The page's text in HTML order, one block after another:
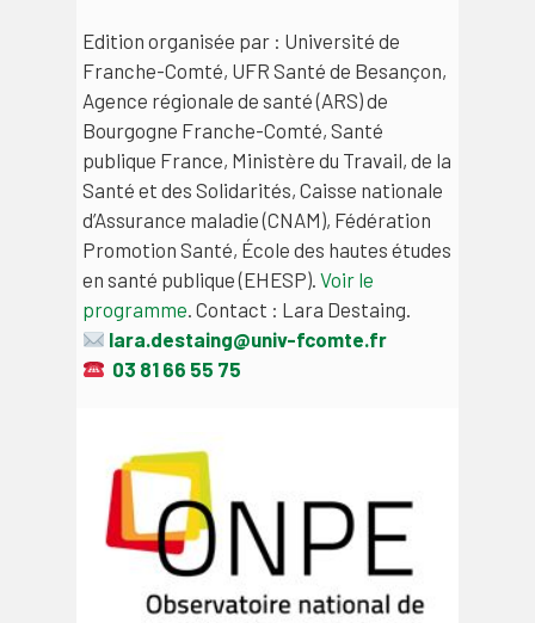
Edition organisée par : Université de
Franche-Comté, UFR Santé de Besançon,
Agence régionale de santé (ARS) de
Bourgogne Franche-Comté, Santé
publique France, Ministère du Travail, de la
Santé et des Solidarités, Caisse nationale
d’Assurance maladie (CNAM), Fédération
Promotion Santé, École des hautes études
en santé publique (EHESP). Voir le
programme . Contact : Lara Destaing.
lara.destaing@univ-fcomte.fr
03 81 66 55 75